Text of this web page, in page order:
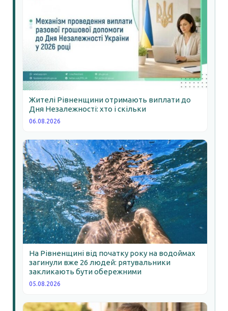
Жителі Рівненщини отримають виплати до
Дня Незалежності: хто і скільки
06.08.2026
На Рівненщині від початку року на водоймах
загинули вже 26 людей: рятувальники
закликають бути обережними
05.08.2026